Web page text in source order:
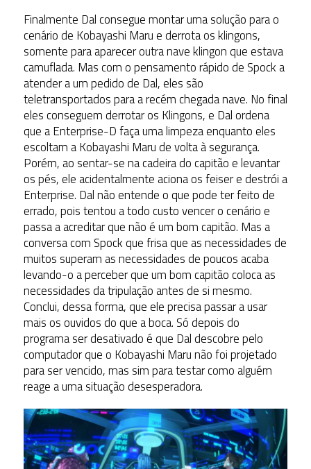
Finalmente Dal consegue montar uma solução para o
cenário de Kobayashi Maru e derrota os klingons,
somente para aparecer outra nave klingon que estava
camuflada. Mas com o pensamento rápido de Spock a
atender a um pedido de Dal, eles são
teletransportados para a recém chegada nave. No final
eles conseguem derrotar os Klingons, e Dal ordena
que a Enterprise-D faça uma limpeza enquanto eles
escoltam a Kobayashi Maru de volta à segurança.
Porém, ao sentar-se na cadeira do capitão e levantar
os pés, ele acidentalmente aciona os feiser e destrói a
Enterprise. Dal não entende o que pode ter feito de
errado, pois tentou a todo custo vencer o cenário e
passa a acreditar que não é um bom capitão. Mas a
conversa com Spock que frisa que as necessidades de
muitos superam as necessidades de poucos acaba
levando-o a perceber que um bom capitão coloca as
necessidades da tripulação antes de si mesmo.
Conclui, dessa forma, que ele precisa passar a usar
mais os ouvidos do que a boca. Só depois do
programa ser desativado é que Dal descobre pelo
computador que o Kobayashi Maru não foi projetado
para ser vencido, mas sim para testar como alguém
reage a uma situação desesperadora.